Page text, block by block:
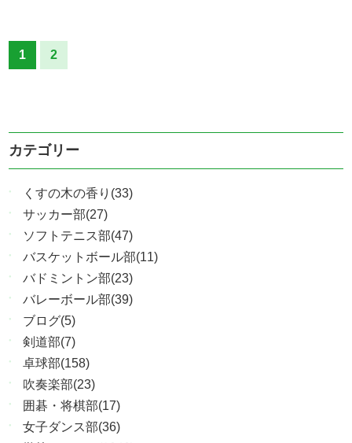
1 2
カテゴリー
くすの木の香り(33)
サッカー部(27)
ソフトテニス部(47)
バスケットボール部(11)
バドミントン部(23)
バレーボール部(39)
ブログ(5)
剣道部(7)
卓球部(158)
吹奏楽部(23)
囲碁・将棋部(17)
女子ダンス部(36)